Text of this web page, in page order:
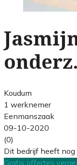
Koudum
1 werknemer
Eenmanszaak
09-10-2020
(0)
Dit bedrijf heeft nog
Gratis offertes